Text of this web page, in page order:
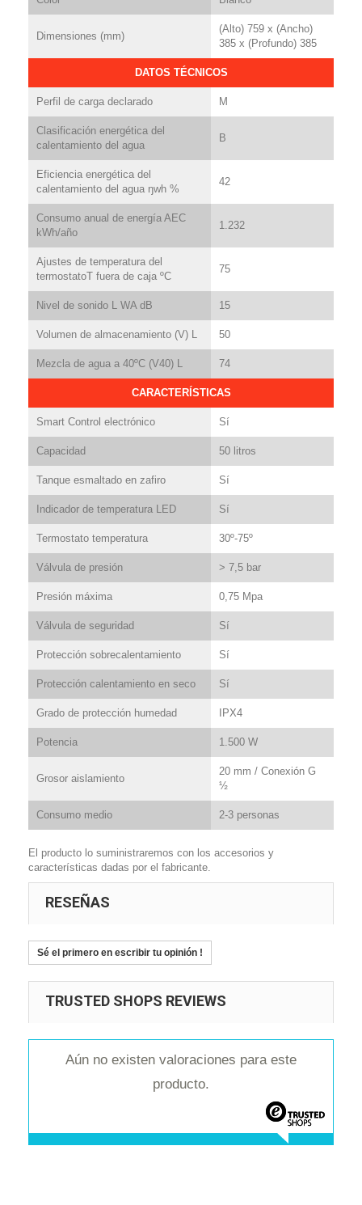
Dimensiones (mm)
(Alto) 759 x (Ancho)
385 x (Profundo) 385
DATOS TÉCNICOS
Perfil de carga declarado M
Clasificación energética del
calentamiento del agua
B
Eficiencia energética del
calentamiento del agua ŋwh %
42
Consumo anual de energía AEC
kWh/año
1.232
Ajustes de temperatura del
termostatoT fuera de caja ºC
75
Nivel de sonido L WA dB 15
Volumen de almacenamiento (V) L 50
Mezcla de agua a 40ºC (V40) L 74
CARACTERÍSTICAS
Smart Control electrónico Sí
Capacidad 50 litros
Tanque esmaltado en zafiro Sí
Indicador de temperatura LED Sí
Termostato temperatura 30º-75º
Válvula de presión > 7,5 bar
Presión máxima 0,75 Mpa
Válvula de seguridad Sí
Protección sobrecalentamiento Sí
Protección calentamiento en seco Sí
Grado de protección humedad IPX4
Potencia 1.500 W
Grosor aislamiento
20 mm / Conexión G
½
Consumo medio 2-3 personas
El producto lo suministraremos con los accesorios y
características dadas por el fabricante.
RESEÑAS
Sé el primero en escribir tu opinión !
TRUSTED SHOPS REVIEWS
Aún no existen valoraciones para este
producto.